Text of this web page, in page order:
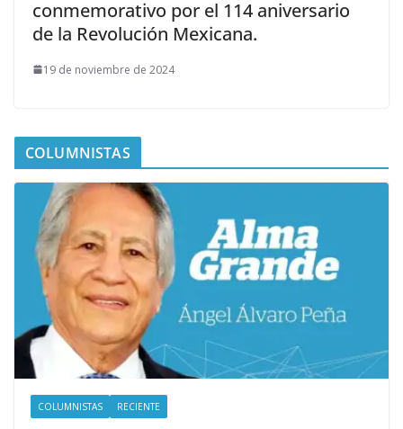
conmemorativo por el 114 aniversario
de la Revolución Mexicana.
19 de noviembre de 2024
COLUMNISTAS
COLUMNISTAS RECIENTE